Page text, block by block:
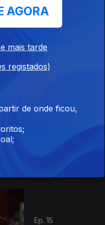
Ep. 13
Ep. 15
AGORA
mais tarde
registados)
de onde ficou,